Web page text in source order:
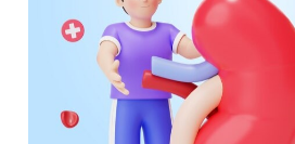
Panduan
Praktis
Kesehatan